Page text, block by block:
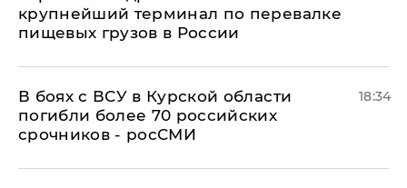
крупнейший терминал по перевалке
пищевых грузов в России
В боях с ВСУ в Курской области
погибли более 70 российских
срочников - росСМИ
18:34